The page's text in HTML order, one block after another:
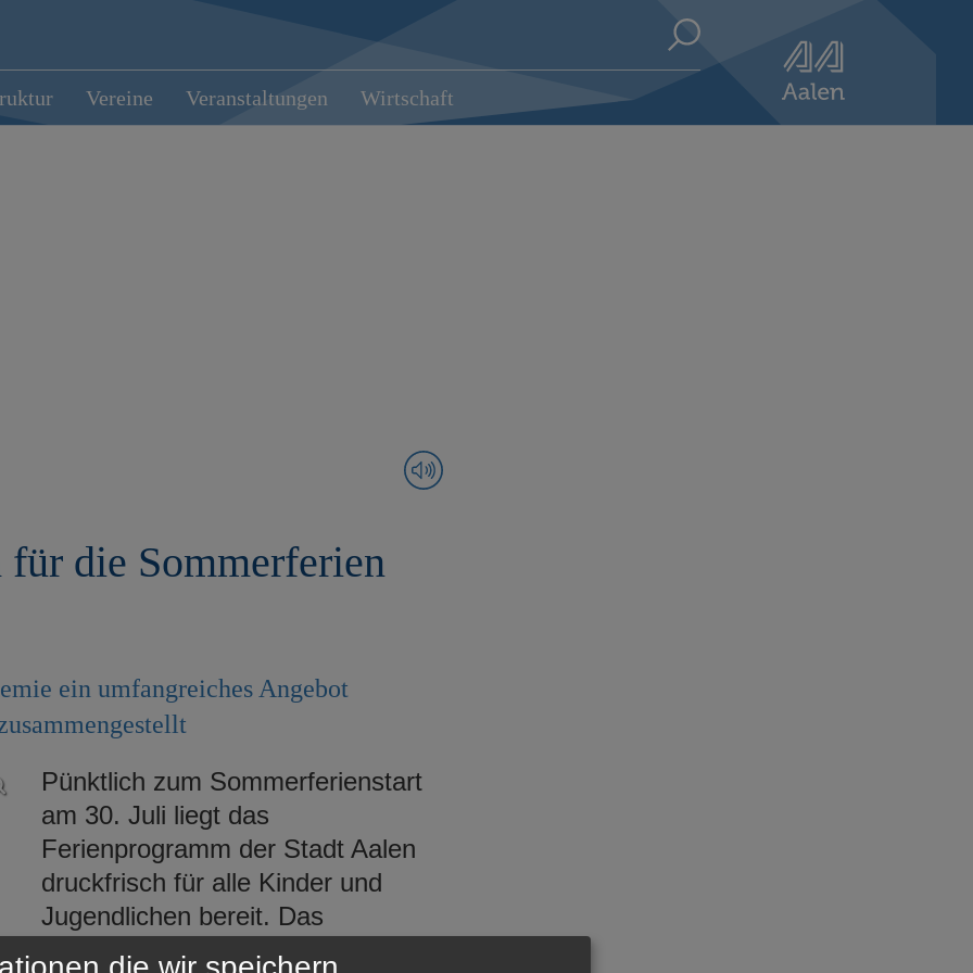
Vereine Veranstaltungen Wirtschaft
die Sommerferien
ein umfangreiches Angebot
Pünktlich zum Sommerferienstart
am 30. Juli liegt das
Ferienprogramm der Stadt Aalen
druckfrisch für alle Kinder und
Jugendlichen bereit. Das
Stadtjugendreferat hat in